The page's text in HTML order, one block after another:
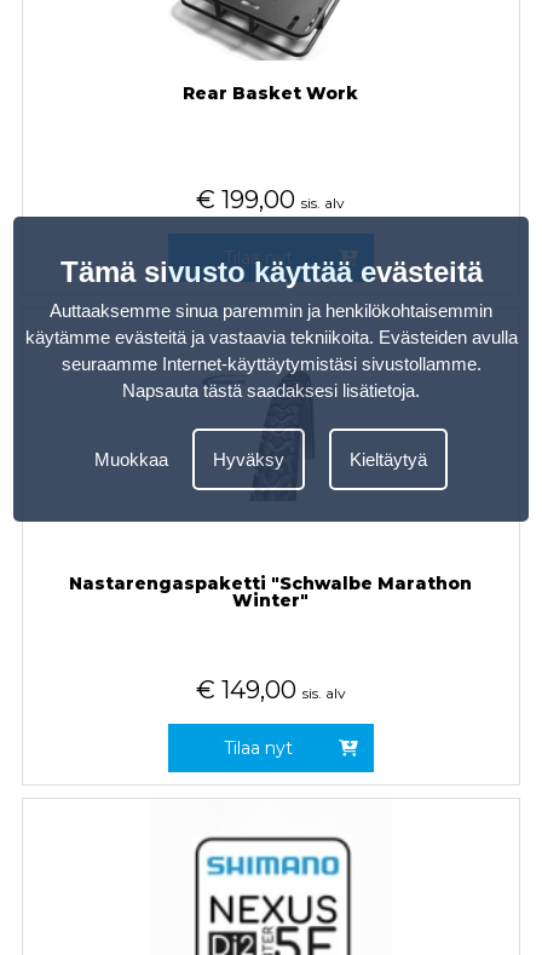
Rear Basket Work
€ 199,00 sis. alv
Tilaa nyt
Nastarengaspaketti "Schwalbe Marathon
Winter"
€ 149,00 sis. alv
Tilaa nyt
Tämä sivusto käyttää evästeitä
Auttaaksemme sinua paremmin ja henkilökohtaisemmin
käytämme evästeitä ja vastaavia tekniikoita. Evästeiden avulla
seuraamme Internet-käyttäytymistäsi sivustollamme.
Napsauta tästä saadaksesi lisätietoja.
Muokkaa Hyväksy Kieltäytyä